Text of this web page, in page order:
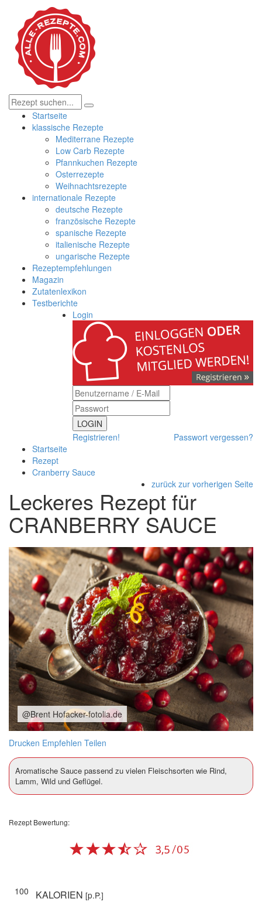
Startseite
klassische Rezepte
Mediterrane Rezepte
Low Carb Rezepte
Pfannkuchen Rezepte
Osterrezepte
Weihnachtsrezepte
internationale Rezepte
deutsche Rezepte
französische Rezepte
spanische Rezepte
italienische Rezepte
ungarische Rezepte
Rezeptempfehlungen
Magazin
Zutatenlexikon
Testberichte
Login
LOGIN
Registrieren!
Passwort vergessen?
Startseite
Rezept
Cranberry Sauce
zurück zur vorherigen Seite
Leckeres Rezept für
CRANBERRY SAUCE
@Brent Hofacker-fotolia.de
Drucken Empfehlen Teilen
Aromatische Sauce passend zu vielen Fleischsorten wie Rind,
Lamm, Wild und Geflügel.
Rezept Bewertung:
100 KALORIEN [p.P.]